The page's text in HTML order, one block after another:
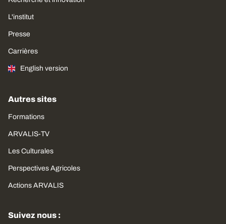
L'institut
Presse
Carrières
English version
Autres sites
Formations
ARVALIS-TV
Les Culturales
Perspectives Agricoles
Actions ARVALIS
Suivez nous :